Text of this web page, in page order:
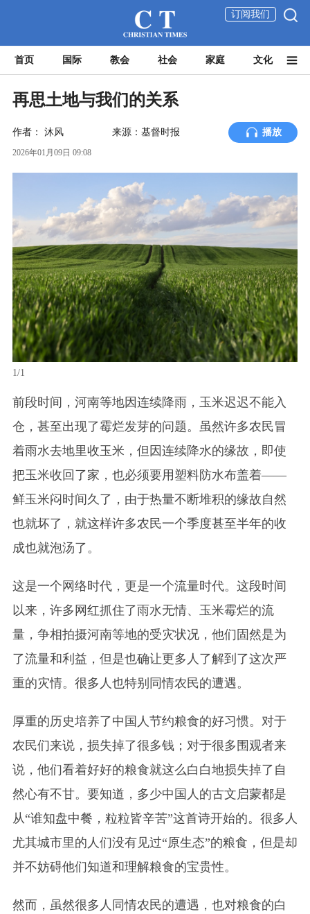
订阅我们
首页 国际 教会 社会 家庭 文化
再思土地与我们的关系
作者： 沐风 来源：基督时报 播放
2026年01月09日 09:08
1/1
前段时间，河南等地因连续降雨，玉米迟迟不能入
仓，甚至出现了霉烂发芽的问题。虽然许多农民冒
着雨水去地里收玉米，但因连续降水的缘故，即使
把玉米收回了家，也必须要用塑料防水布盖着——
鲜玉米闷时间久了，由于热量不断堆积的缘故自然
也就坏了，就这样许多农民一个季度甚至半年的收
成也就泡汤了。
这是一个网络时代，更是一个流量时代。这段时间
以来，许多网红抓住了雨水无情、 玉米霉烂的流
量，争相拍摄河南等地的受灾状况，他们固然是为
了流量和利益，但是也确让更多人了解到了这次严
重的灾情。很多人也特别同情农民的遭遇。
厚重的历史培养了中国人节约粮食的好习惯。对于
农民们来说，损失掉了很多钱；对于很多围观者来
说，他们看着好好的粮食就这么白白地损失掉了自
然心有不甘。要知道，多少中国人的古文启蒙都是
从“谁知盘中餐，粒粒皆辛苦”这首诗开始的。很多人
尤其城市里的人们没有见过“原生态”的粮食，但是却
并不妨碍他们知道和理解粮食的宝贵性。
然而，虽然很多人同情农民的遭遇，也对粮食的白